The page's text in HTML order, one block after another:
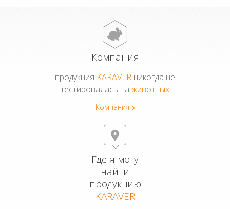
Компания
продукция KARAVER никогда не
тестировалась на животных
Компания
Где я могу
найти
продукцию
KARAVER